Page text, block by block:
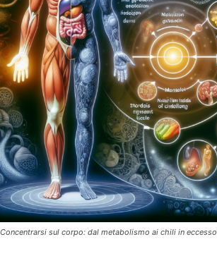
Concentrarsi sul corpo: dal metabolismo ai chili in eccesso